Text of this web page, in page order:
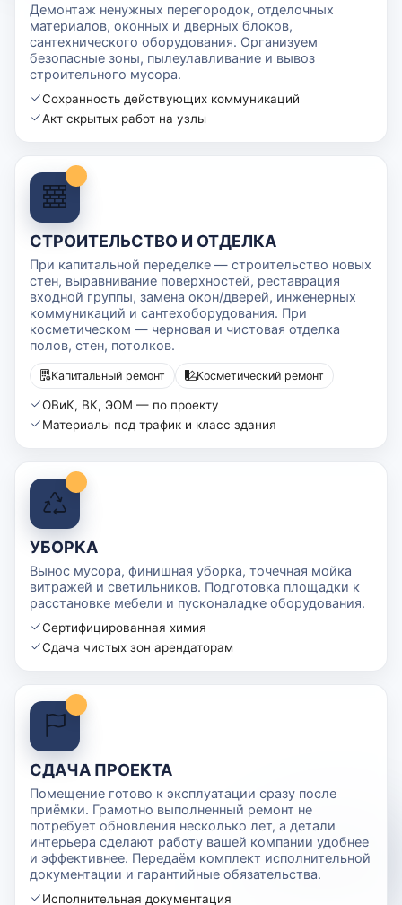
Демонтаж ненужных перегородок, отделочных
материалов, оконных и дверных блоков,
сантехнического оборудования. Организуем
безопасные зоны, пылеулавливание и вывоз
строительного мусора.
Сохранность действующих коммуникаций
Акт скрытых работ на узлы
СТРОИТЕЛЬСТВО И ОТДЕЛКА
При капитальной переделке — строительство новых
стен, выравнивание поверхностей, реставрация
входной группы, замена окон/дверей, инженерных
коммуникаций и сантехоборудования. При
косметическом — черновая и чистовая отделка
полов, стен, потолков.
Капитальный ремонт Косметический ремонт
ОВиК, ВК, ЭОМ — по проекту
Материалы под трафик и класс здания
УБОРКА
Вынос мусора, финишная уборка, точечная мойка
витражей и светильников. Подготовка площадки к
расстановке мебели и пусконаладке оборудования.
Сертифицированная химия
Сдача чистых зон арендаторам
СДАЧА ПРОЕКТА
Помещение готово к эксплуатации сразу после
приёмки. Грамотно выполненный ремонт не
потребует обновления несколько лет, а детали
интерьера сделают работу вашей компании удобнее
и эффективнее. Передаём комплект исполнительной
документации и гарантийные обязательства.
Исполнительная документация